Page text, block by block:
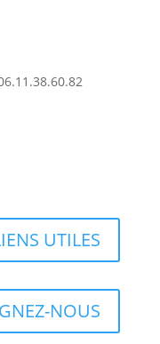
UTILES
NOUS